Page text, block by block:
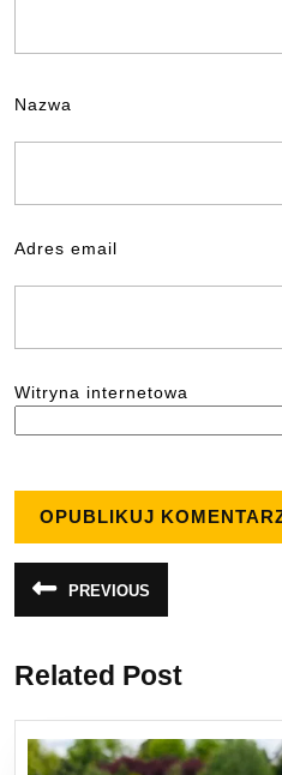
Nazwa
Adres email
Witryna internetowa
Nawigacja
wpisu
PREVIOUS
wpis:
Related Post